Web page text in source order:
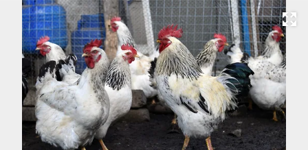
Развернуть